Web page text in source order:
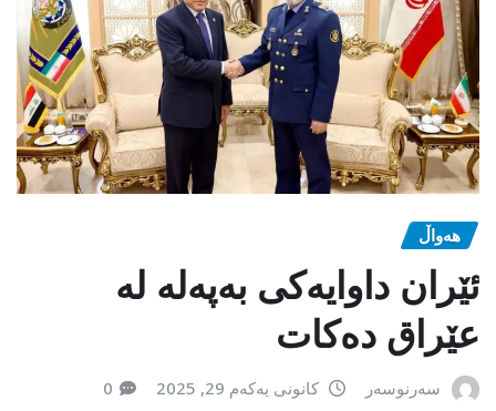
هەواڵ
ئێران داوایەکی بەپەلە لە
عێراق دەکات
سەرنوسەر کانونی یەکەم 29, 2025 0